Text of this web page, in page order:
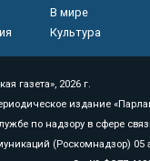
В мире
Культура
газета», 2026 г.
издание
по надзору в сфере
(Роскомнадзор) 05